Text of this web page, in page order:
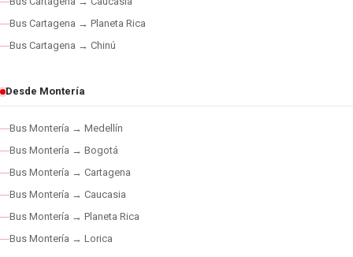
Bus Cartagena → Planeta Rica
Bus Cartagena → Chinú
Desde Montería
Bus Montería → Medellín
Bus Montería → Bogotá
Bus Montería → Cartagena
Bus Montería → Caucasia
Bus Montería → Planeta Rica
Bus Montería → Lorica